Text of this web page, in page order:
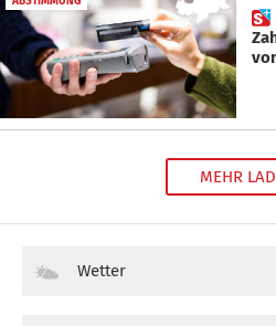
 Nachverfolgbare
MEHR
Wetter